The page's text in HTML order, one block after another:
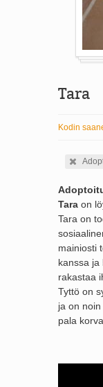
Tara
Kodin
Tara on
Tara on
mainiosti
kanssa ja
rakastaa
Tyttö on
ja on
pala